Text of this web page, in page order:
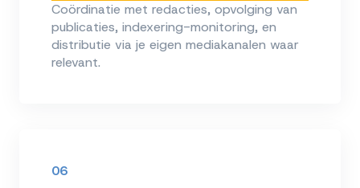
Coördinatie met redacties, opvolging van
publicaties, indexering-monitoring, en
distributie via je eigen mediakanalen waar
relevant.
06